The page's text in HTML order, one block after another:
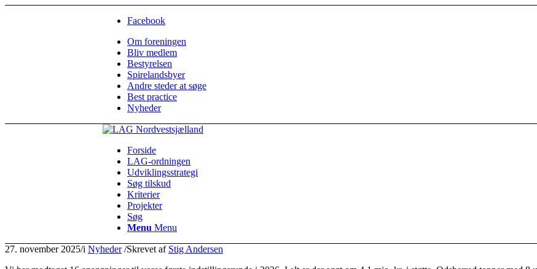
Facebook
Om foreningen
Bliv medlem
Bestyrelsen
Spirelandsbyer
Andre steder at søge
Best practice
Nyheder
Forside
LAG-ordningen
Udviklingsstrategi
Søg tilskud
Kriterier
Projekter
Søg
Menu Menu
27. november 2025/i Nyheder /Skrevet af Stig Andersen